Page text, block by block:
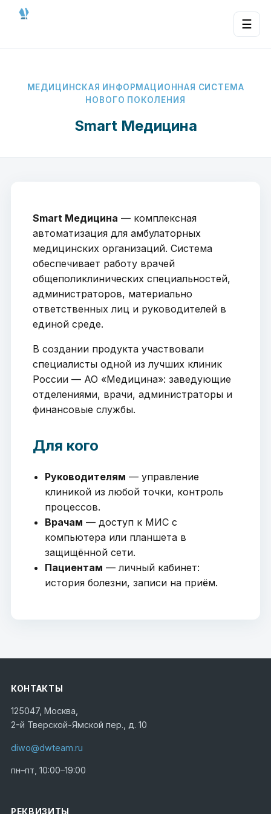
☰
МЕДИЦИНСКАЯ ИНФОРМАЦИОННАЯ СИСТЕМА
НОВОГО ПОКОЛЕНИЯ
Smart Медицина
Smart Медицина — комплексная
автоматизация для амбулаторных
медицинских организаций. Система
обеспечивает работу врачей
общеполиклинических специальностей,
администраторов, материально
ответственных лиц и руководителей в
единой среде.
В создании продукта участвовали
специалисты одной из лучших клиник
России — АО «Медицина»: заведующие
отделениями, врачи, администраторы и
финансовые службы.
Для кого
Руководителям — управление
клиникой из любой точки, контроль
процессов.
Врачам — доступ к МИС с
компьютера или планшета в
защищённой сети.
Пациентам — личный кабинет:
история болезни, записи на приём.
КОНТАКТЫ
125047, Москва,
2-й Тверской-Ямской пер., д. 10
diwo@dwteam.ru
пн–пт, 10:00–19:00
РЕКВИЗИТЫ